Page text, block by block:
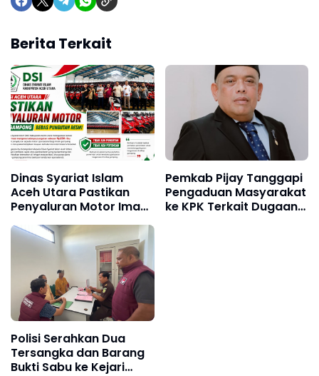
Berita Terkait
Dinas Syariat Islam
Aceh Utara Pastikan
Penyaluran Motor Imam
Gampong Bebas
Pungutan
Pemkab Pijay Tanggapi
Pengaduan Masyarakat
ke KPK Terkait Dugaan
Polisi Serahkan Dua
Tersangka dan Barang
Bukti Sabu ke Kejari